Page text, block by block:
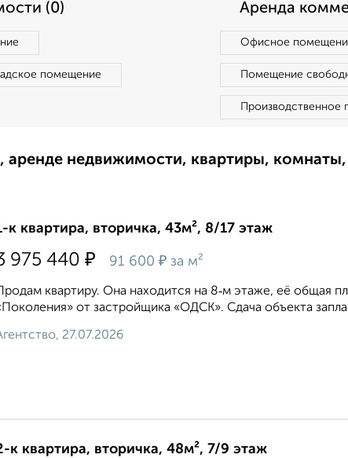
(0)
помещение
Аренда
Офисное
Помещение
недвижимости, квартиры,
к квартира, вторичка, 43м², 8/17 этаж
975 440 ₽ 91 600 ₽ за м²
квартиру. Она находится на 8‑м этаже, её общая
от застройщика «ОДСК». Сдача объекта
27.07.2026
к квартира, вторичка, 48м², 7/9 этаж